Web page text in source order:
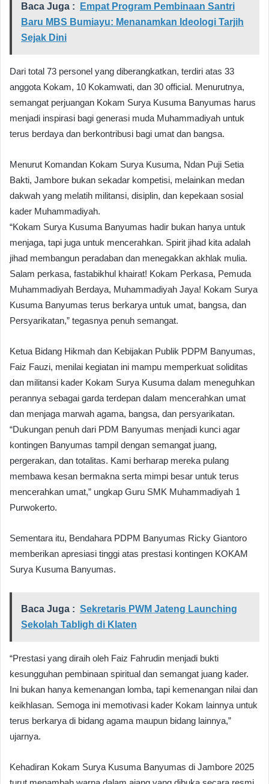
Baca Juga :
Empat Program Pembinaan Santri
Baru MBS Bumiayu: Menanamkan Ideologi Tarjih
Sejak Dini
Dari total 73 personel yang diberangkatkan, terdiri atas 33
anggota Kokam, 10 Kokamwati, dan 30 official. Menurutnya,
semangat perjuangan Kokam Surya Kusuma Banyumas harus
menjadi inspirasi bagi generasi muda Muhammadiyah untuk
terus berdaya dan berkontribusi bagi umat dan bangsa.
Menurut Komandan Kokam Surya Kusuma, Ndan Puji Setia
Bakti, Jambore bukan sekadar kompetisi, melainkan medan
dakwah yang melatih militansi, disiplin, dan kepekaan sosial
kader Muhammadiyah.
“Kokam Surya Kusuma Banyumas hadir bukan hanya untuk
menjaga, tapi juga untuk mencerahkan. Spirit jihad kita adalah
jihad membangun peradaban dan menegakkan akhlak mulia.
Salam perkasa, fastabikhul khairat! Kokam Perkasa, Pemuda
Muhammadiyah Berdaya, Muhammadiyah Jaya! Kokam Surya
Kusuma Banyumas terus berkarya untuk umat, bangsa, dan
Persyarikatan,” tegasnya penuh semangat.
Ketua Bidang Hikmah dan Kebijakan Publik PDPM Banyumas,
Faiz Fauzi, menilai kegiatan ini mampu memperkuat soliditas
dan militansi kader Kokam Surya Kusuma dalam meneguhkan
perannya sebagai garda terdepan dalam mencerahkan umat
dan menjaga marwah agama, bangsa, dan persyarikatan.
“Dukungan penuh dari PDM Banyumas menjadi kunci agar
kontingen Banyumas tampil dengan semangat juang,
pergerakan, dan totalitas. Kami berharap mereka pulang
membawa kesan bermakna serta mimpi besar untuk terus
mencerahkan umat,” ungkap Guru SMK Muhammadiyah 1
Purwokerto.
Sementara itu, Bendahara PDPM Banyumas Ricky Giantoro
memberikan apresiasi tinggi atas prestasi kontingen KOKAM
Surya Kusuma Banyumas.
Baca Juga : Sekretaris PWM Jateng Launching
Sekolah Tabligh di Klaten
“Prestasi yang diraih oleh Faiz Fahrudin menjadi bukti
kesungguhan pembinaan spiritual dan semangat juang kader.
Ini bukan hanya kemenangan lomba, tapi kemenangan nilai dan
keikhlasan. Semoga ini memotivasi kader Kokam lainnya untuk
terus berkarya di bidang agama maupun bidang lainnya,”
ujarnya.
Kehadiran Kokam Surya Kusuma Banyumas di Jambore 2025